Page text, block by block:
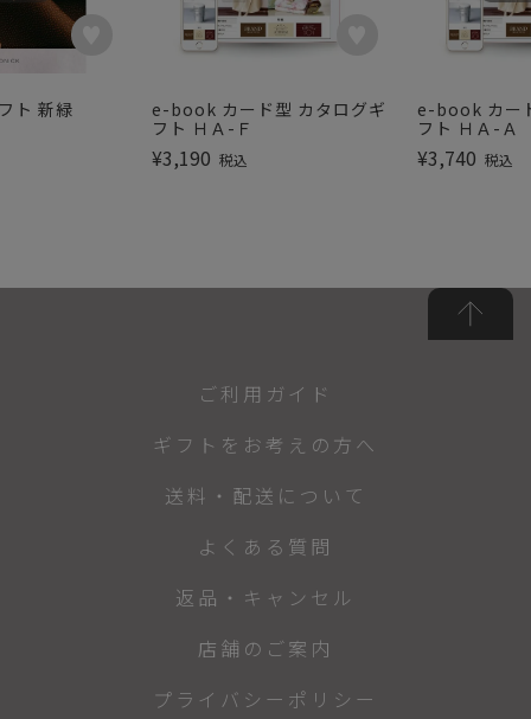
ト 新緑
e-book カード型 カタログギ
フト ＨＡ-Ｆ
¥3,190 税込
e-book カー
フト ＨＡ-Ａ
¥3,740 税込
ご利用ガイド
ギフトをお考えの方へ
送料・配送について
よくある質問
返品・キャンセル
店舗のご案内
プライバシーポリシー